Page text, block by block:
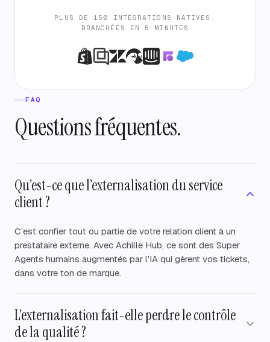
PLUS DE 150 INTÉGRATIONS NATIVES,
BRANCHÉES EN 5 MINUTES
FAQ
Questions fréquentes.
Qu’est-ce que l’externalisation du service
client ?
C’est confier tout ou partie de votre relation client à un
prestataire externe. Avec Achille Hub, ce sont des Super
Agents humains augmentés par l’IA qui gèrent vos tickets,
dans votre ton de marque.
L’externalisation fait-elle perdre le contrôle
de la qualité ?